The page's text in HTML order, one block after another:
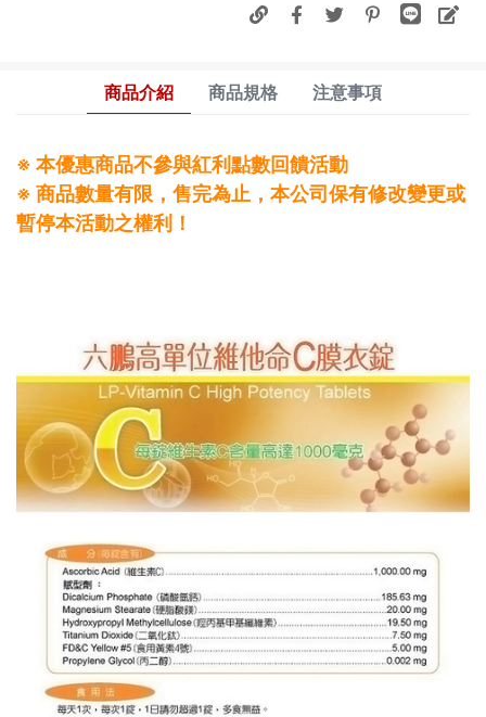
商品介紹 商品規格 注意事項
※ 本優惠商品不參與紅利點數回饋活動
※ 商品數量有限，售完為止，本公司保有修改變更或
暫停本活動之權利！